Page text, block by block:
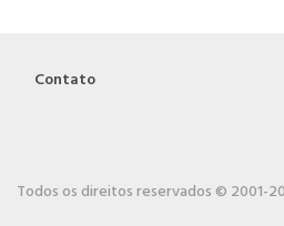
Contato
Todos os direitos reservados © 2001-